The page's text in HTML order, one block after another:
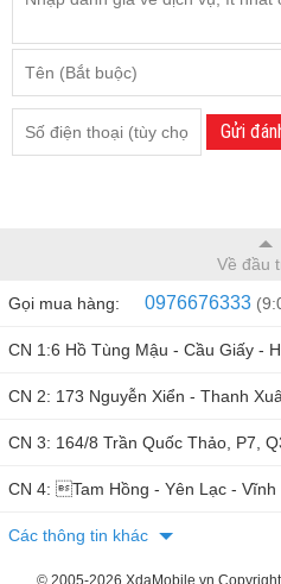
Camera của Galaxy Note 20
chữ nhật được đặt gọn ở phía
64 MP, camera góc siêu rộng
hỗ trợ người dùng dễ dàng
Gửi
Về đầu
Gọi mua hàng: 0976676333
CN 1:6 Hồ Tùng Mậu - Cầu Giấy -
CN 2: 173 Nguyễn Xiển - Thanh
CN 3: 164/8 Trần Quốc Thảo, P7,
CN 4: Tam Hồng - Yên Lạc - Vĩnh
Các thông tin khác
© 2005-2026 XdaMobile.vn